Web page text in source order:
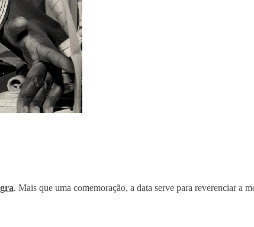
. Mais que uma comemoração, a data serve para reverenciar a